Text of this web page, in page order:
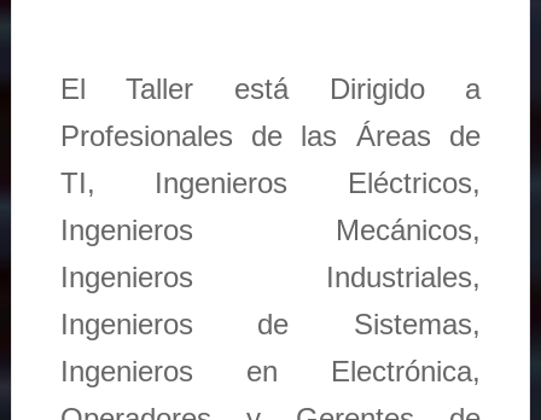
El Taller está Dirigido a
Profesionales de las Áreas de
TI, Ingenieros Eléctricos,
Ingenieros Mecánicos,
Ingenieros Industriales,
Ingenieros de Sistemas,
Ingenieros en Electrónica,